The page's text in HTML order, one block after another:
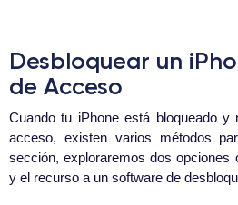
Desbloquear un
de Acceso
Cuando tu iPhone está bloqueado y
acceso, existen varios métodos
sección, exploraremos dos opciones
y el recurso a un software de